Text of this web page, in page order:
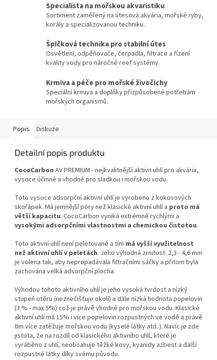
Specialista na mořskou akvaristiku
Sortiment zaměřený na útesová akvária, mořské ryby,
korály a specializovanou techniku.
Špičková technika pro stabilní útes
Osvětlení, odpěňovače, čerpadla, filtrace a řízení
kvality vody pro náročné reef systémy.
Krmiva a péče pro mořské živočichy
Speciální krmiva a doplňky přizpůsobené potřebám
mořských organismů.
Popis Diskuze
Detailní popis produktu
CocoCarbon AV PREMIUM - nejkvalitnější aktivn uhlí pro akvária,
vysoce účinné a vhodné pro sladkou i mořskou vodu.
Toto vysoce adsorpční aktivní uhlí je vyrobeno z kokosových
skořápek. Má jemnější póry než klasické aktivní uhlí a proto má
větší kapacitu. CocoCarbon vyniká extrémně rychlými a
vysokými adsorpčními vlastnostmi a chemickou čistotou.
Toto aktivní uhlí není peletované a tím má vyšší využitelnost
než aktivní uhlí v peletách. Jeho výhodná zrnitost 2,3 - 4,6 mm
je volena tak, aby nepropadávala filtračními sáčky a přitom byla
zachována velká adsorpční plocha.
Výhodou tohoto aktivního uhlí je jeho vysoká tvrdost a nízký
stupeň otěru (neznečišťuje okolí) a dále nízká hodnota popelovin
(3 % - max 5%) což je právě vhodné pro mořskou vodu. Klasické
aktivní uhlí má 15% i více popelovin rozpustných ve vodě a právě
tím více zatěžuje mořskou vodu (kyselé látky atd..). Navíc je zde
jistota, že na rozdíl od klasického aktivního uhlí, které je
vyráběno z uhlí, neobsahuje těžké kovy, kyanidy azbest a další
rozpustné látky díky svému původu.